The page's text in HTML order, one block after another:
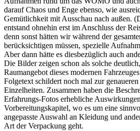
darauf Chaos und Enge ebenso, wie
Gemütlichkeit mit Ausschau nach außen.
entstand ohnehin erst im Anschluss der
denn sonst hätten wir während der
berücksichtigen müssen, spezielle
Aber dann hätte es diesbezüglich auch
Die Bilder zeigen schon als solche
Raumangebot dieses modernen
Folgetext schildert noch mal zur
Einzelheiten. Zusammen haben die
Erfahrungs-Fotos erhebliche
Vorbereitungskapitel, wo es um eine
angepasste Auswahl an Kleidung und
Art der Verpackung geht.